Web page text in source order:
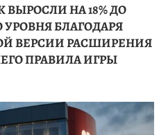
ВЫРОСЛИ НА 18% ДО
БЛАГОДАРЯ
ВЕРСИИ РАСШИРЕНИЯ
ПРАВИЛА ИГРЫ